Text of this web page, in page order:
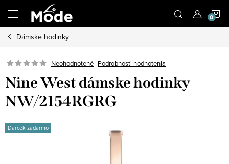
obsah
Dámske hodinky
Neohodnotené Podrobnosti hodnotenia
Nine West dámske hodinky
NW/2154RGRG
Darček zadarmo